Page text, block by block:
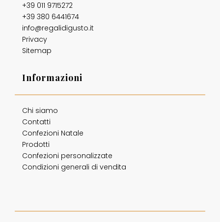
+39 011 9715272
+39 380 6441674
info@regalidigusto.it
Privacy
Sitemap
Informazioni
Chi siamo
Contatti
Confezioni Natale
Prodotti
Confezioni personalizzate
Condizioni generali di vendita